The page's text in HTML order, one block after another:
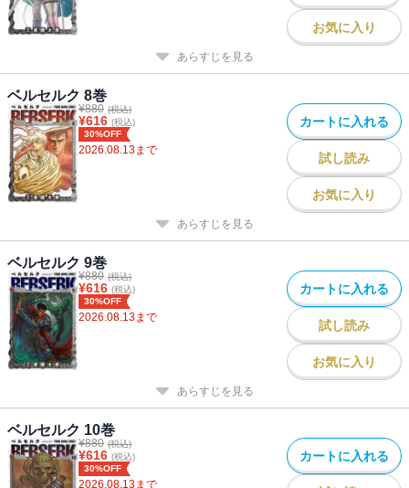
お気に入り
あらすじを見る
ベルセルク 8巻
¥880 (税込)
¥616 (税込)
30%OFF
2026.08.13まで
カートに入れる
試し読み
お気に入り
あらすじを見る
ベルセルク 9巻
¥880 (税込)
¥616 (税込)
30%OFF
2026.08.13まで
カートに入れる
試し読み
お気に入り
あらすじを見る
ベルセルク 10巻
¥880 (税込)
¥616 (税込)
30%OFF
2026.08.13まで
カートに入れる